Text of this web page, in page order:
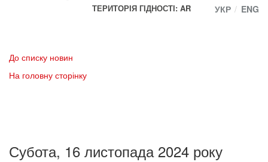
ТЕРИТОРІЯ ГІДНОСТІ: AR
УКР ENG
До списку новин
На головну сторінку
Субота, 16 листопада 2024 року